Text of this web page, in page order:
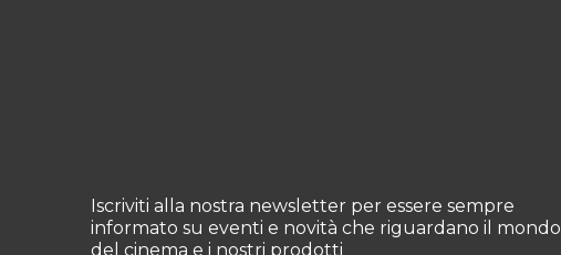
Iscriviti alla nostra newsletter per essere sempre
informato su eventi e novità che riguardano il mondo
del cinema e i nostri prodotti